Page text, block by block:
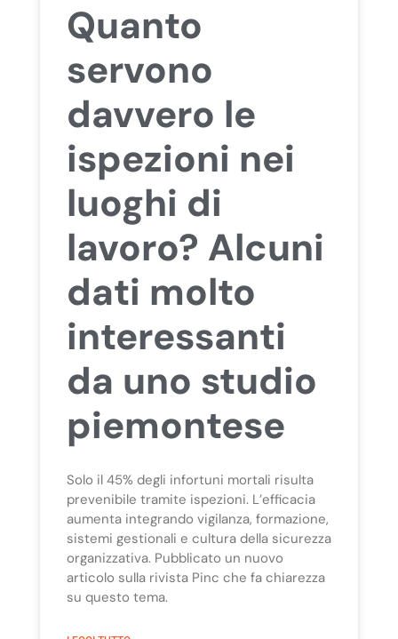
Quanto
servono
davvero le
ispezioni nei
luoghi di
lavoro? Alcuni
dati molto
interessanti
da uno studio
piemontese
Solo il 45% degli infortuni mortali risulta
prevenibile tramite ispezioni. L’efficacia
aumenta integrando vigilanza, formazione,
sistemi gestionali e cultura della sicurezza
organizzativa. Pubblicato un nuovo
articolo sulla rivista Pinc che fa chiarezza
su questo tema.